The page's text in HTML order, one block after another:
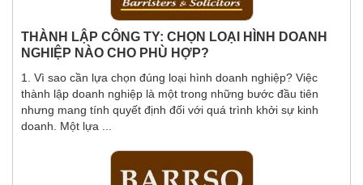
THÀNH LẬP CÔNG TY: CHỌN LOẠI HÌNH DOANH
NGHIỆP NÀO CHO PHÙ HỢP?
1. Vì sao cần lựa chọn đúng loại hình doanh nghiệp? Việc
thành lập doanh nghiệp là một trong những bước đầu tiên
nhưng mang tính quyết định đối với quá trình khởi sự kinh
doanh. Một lựa ...